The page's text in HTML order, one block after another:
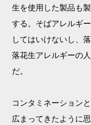
生を使用した製品も
する。そばアレルギ
してはいけないし、
落花生アレルギーの
だ。
コンタミネーション
広まってきたように